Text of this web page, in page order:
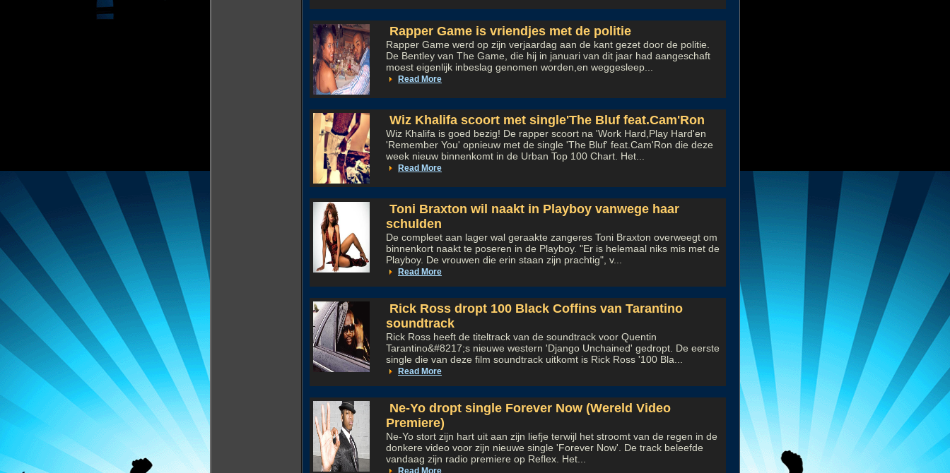
Rapper Game is vriendjes met de politie
Rapper Game werd op zijn verjaardag aan de kant gezet door de politie.
De Bentley van The Game, die hij in januari van dit jaar had aangeschaft
moest eigenlijk inbeslag genomen worden,en weggesleep...
Read More
Wiz Khalifa scoort met single'The Bluf feat.Cam'Ron
Wiz Khalifa is goed bezig! De rapper scoort na 'Work Hard,Play Hard'en
'Remember You' opnieuw met de single 'The Bluf' feat.Cam'Ron die deze
week nieuw binnenkomt in de Urban Top 100 Chart. Het...
Read More
Toni Braxton wil naakt in Playboy vanwege haar
schulden
De compleet aan lager wal geraakte zangeres Toni Braxton overweegt om
binnenkort naakt te poseren in de Playboy. "Er is helemaal niks mis met de
Playboy. De vrouwen die erin staan zijn prachtig", v...
Read More
Rick Ross dropt 100 Black Coffins van Tarantino
soundtrack
Rick Ross heeft de titeltrack van de soundtrack voor Quentin
Tarantino&#8217;s nieuwe western 'Django Unchained' gedropt. De eerste
single die van deze film soundtrack uitkomt is Rick Ross '100 Bla...
Read More
Ne-Yo dropt single Forever Now (Wereld Video
Premiere)
Ne-Yo stort zijn hart uit aan zijn liefje terwijl het stroomt van de regen in de
donkere video voor zijn nieuwe single 'Forever Now'. De track beleefde
vandaag zijn radio premiere op Reflex. Het...
Read More